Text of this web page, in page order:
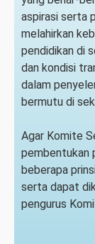
aspirasi serta
melahirkan
pendidikan di
dan kondisi
dalam
bermutu di
Agar Komite
pembentukan
beberapa
serta dapat
pengurus